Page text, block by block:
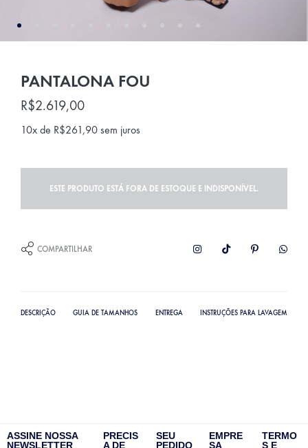
PANTALONA FOU
R$2.619,00
10x de R$261,90 sem juros
ESTE PRODUTO ESTÁ FORA DE ESTOQUE E INDISPONÍVEL.
COMPARTILHAR
DESCRIÇÃO GUIA DE TAMANHOS ENTREGA INSTRUÇÕES PARA LAVAGEM
ASSINE NOSSA
NEWSLETTER
PRECIS
A DE
SEU
PEDIDO
EMPRE
SA
TERMO
S E